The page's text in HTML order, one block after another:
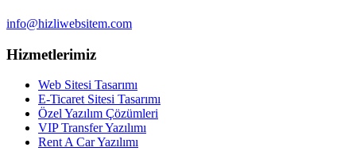
info@hizliwebsitem.com
Hizmetlerimiz
Web Sitesi Tasarımı
E-Ticaret Sitesi Tasarımı
Özel Yazılım Çözümleri
VIP Transfer Yazılımı
Rent A Car Yazılımı